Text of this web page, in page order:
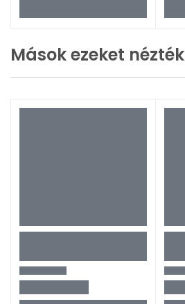
Mások ezeket nézték